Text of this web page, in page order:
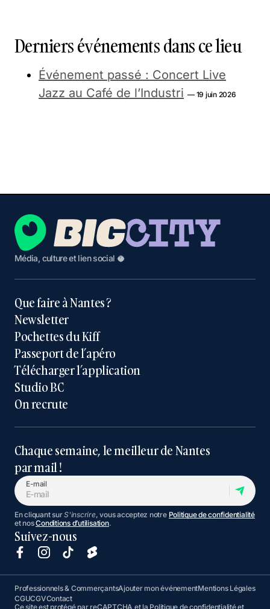
Derniers événements dans ce lieu
Événement passé : Concert Live
Jazz au Café de l’Industri — 19 juin 2026
Média, culture et lien social 🥥
Que faire à Nantes ?
Newsletter
Pochettes du Kiff
Passeport de l’apéro
Télécharger l’application
Studio BC
On recrute
Chaque semaine, le meilleur de Nantes
par mail !
E-mail
En cliquant surS'inscrire, vous acceptez notre Politique de confidentialité
et nosConditions d’utilisation.
Suivez-nous
Professionnels & CommerçantsAjouter mon événementMentions Légales
CGUCGVContact
Ce site est protégé par reCAPTCHA et la Politique de confidentialitéet